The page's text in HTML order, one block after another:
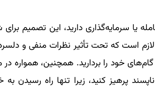
یا سرمایه‌گذاری دارید، این تصمیم
است که تحت تأثیر نظرات منفی و
گام‌های خود را بردارید. همچنین، همواره
پرهیز کنید، زیرا تنها راه رسیدن